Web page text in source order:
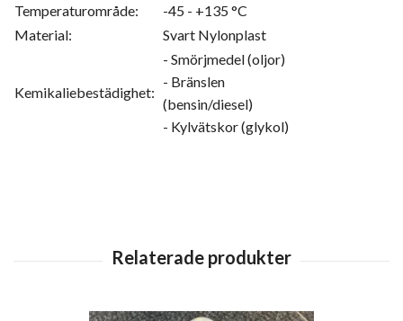
Temperaturområde:
-45 - +135 °C
Material:
Svart Nylonplast
Kemikaliebestädighet:
- Smörjmedel (oljor)
- Bränslen
(bensin/diesel)
- Kylvätskor (glykol)